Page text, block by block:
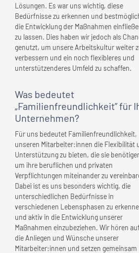
Lösungen. Es war uns wichtig, diese
Bedürfnisse zu erkennen und
die Entwicklung der Maßnahmen
zu lassen. Dies haben wir jedoch als
genutzt, um unsere Arbeitskultur weiter
verbessern und ein noch flexibleres und
unterstützenderes Umfeld zu schaffen.
Was bedeutet
„Familienfreundlichkeit” für
Unternehmen?
Für uns bedeutet Familienfreundlichkeit,
unseren Mitarbeiter:innen die Flexibilität
Unterstützung zu bieten, die sie
um ihre beruflichen und privaten
Verpflichtungen miteinander zu
Dabei ist es uns besonders wichtig, die
unterschiedlichen Bedürfnisse in
verschiedenen Lebensphasen zu
und aktiv in die Entwicklung unserer
Maßnahmen einzubeziehen. Wir hören
die Anliegen und Wünsche unserer
Mitarbeiter:innen und setzen gemeinsam